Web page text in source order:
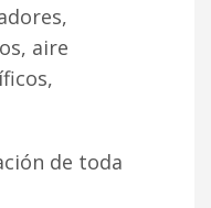
aire
de toda